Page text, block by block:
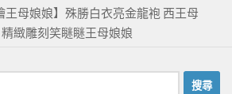
王母娘娘】殊勝白衣亮金龍袍 西王母
緻雕刻笑瞇瞇王母娘娘